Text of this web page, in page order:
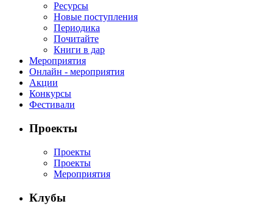
Ресурсы
Новые поступления
Периодика
Почитайте
Книги в дар
Мероприятия
Онлайн - мероприятия
Акции
Конкурсы
Фестивали
Проекты
Проекты
Проекты
Мероприятия
Клубы